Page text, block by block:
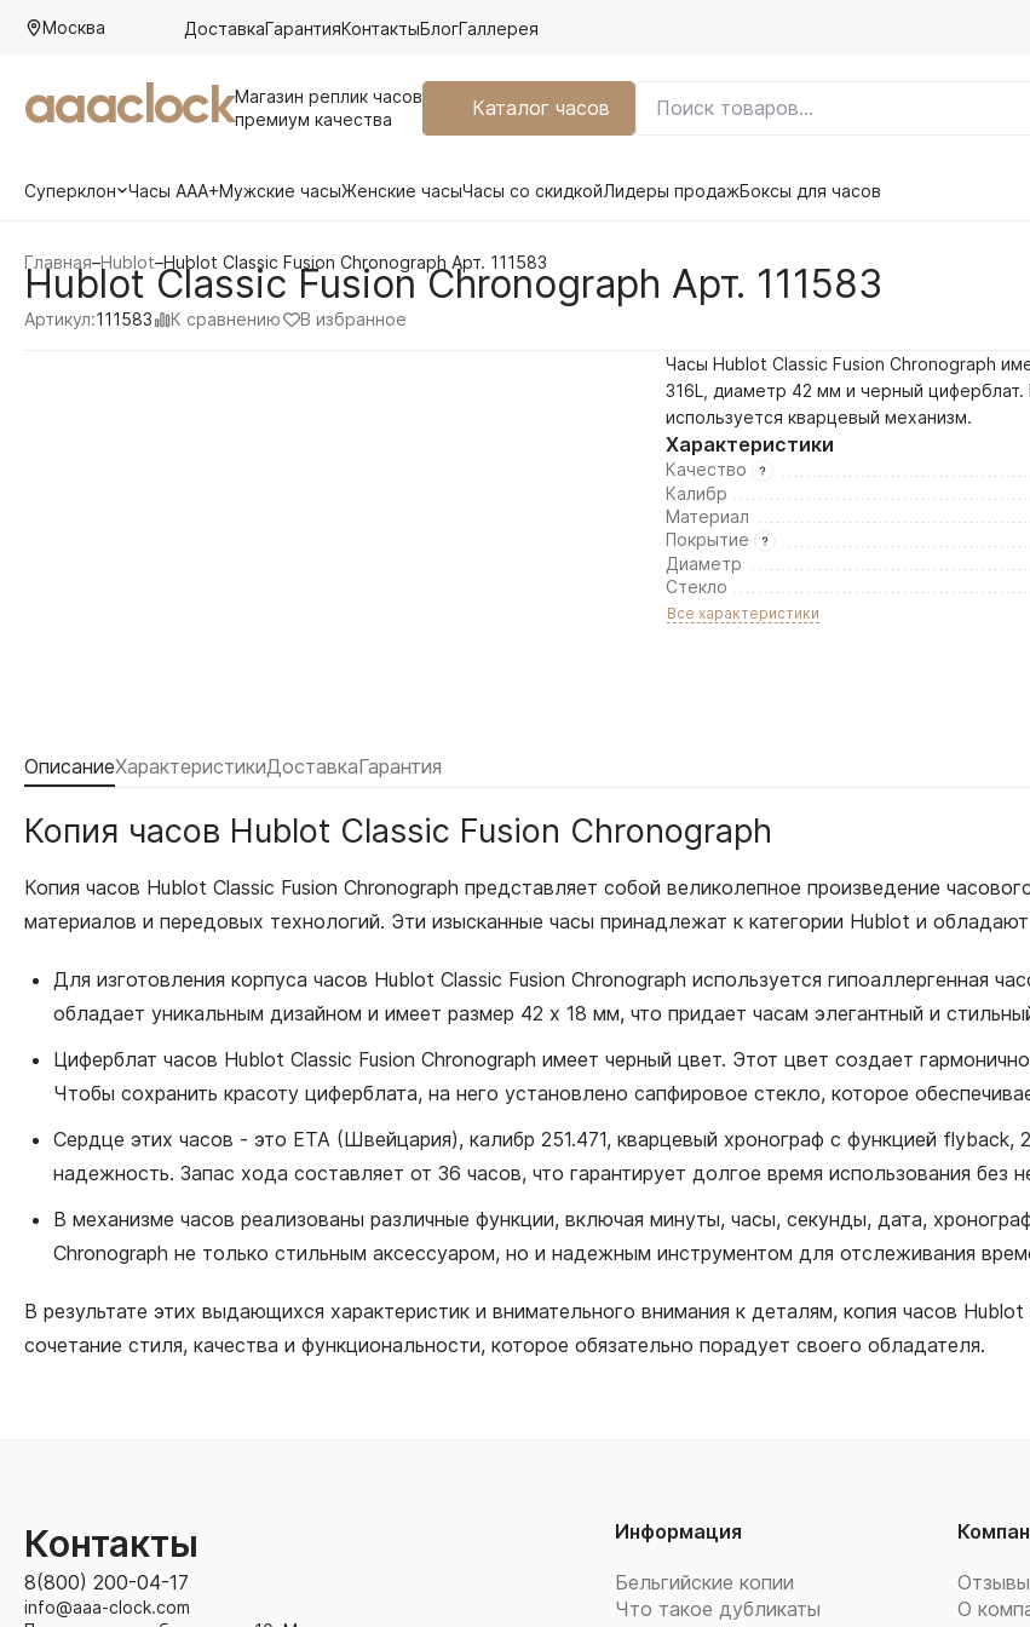
Москва ДоставкаГарантияКонтактыБлогГаллерея
aaaclockМагазин реплик часов
премиум качества
Каталог часов
Суперклон Часы AAA+Мужские часыЖенские часыЧасы со скидкойЛидеры продажБоксы для часов
Главная–Hublot–Hublot Classic Fusion Chronograph Арт. 111583
Hublot Classic Fusion Chronograph Арт. 111583
Артикул:111583 К сравнению В избранное
Часы Hublot Classic Fusion Chronograph
316L, диаметр 42 мм и черный
используется кварцевый механизм.
Характеристики
Качество
Калибр
Материал
Покрытие
Диаметр
Стекло
Все характеристики
ОписаниеХарактеристикиДоставкаГарантия
Копия часов Hublot Classic Fusion Chronograph
Копия часов Hublot Classic Fusion Chronograph представляет собой великолепное произведение
материалов и передовых технологий. Эти изысканные часы принадлежат к категории Hublot и
Для изготовления корпуса часов Hublot Classic Fusion Chronograph используется гипоаллергенная
обладает уникальным дизайном и имеет размер 42 x 18 мм, что придает часам элегантный и
Циферблат часов Hublot Classic Fusion Chronograph имеет черный цвет. Этот цвет создает
Чтобы сохранить красоту циферблата, на него установлено сапфировое стекло, которое
Сердце этих часов - это ETA (Швейцария), калибр 251.471, кварцевый хронограф с функцией flyback,
надежность. Запас хода составляет от 36 часов, что гарантирует долгое время использования без
В механизме часов реализованы различные функции, включая минуты, часы, секунды, дата,
Chronograph не только стильным аксессуаром, но и надежным инструментом для отслеживания
В результате этих выдающихся характеристик и внимательного внимания к деталям, копия часов
сочетание стиля, качества и функциональности, которое обязательно порадует своего обладателя.
Контакты
8(800) 200-04-17
info@aaa-clock.com
Информация
Бельгийские копии
Что такое дубликаты
Отзывы
О